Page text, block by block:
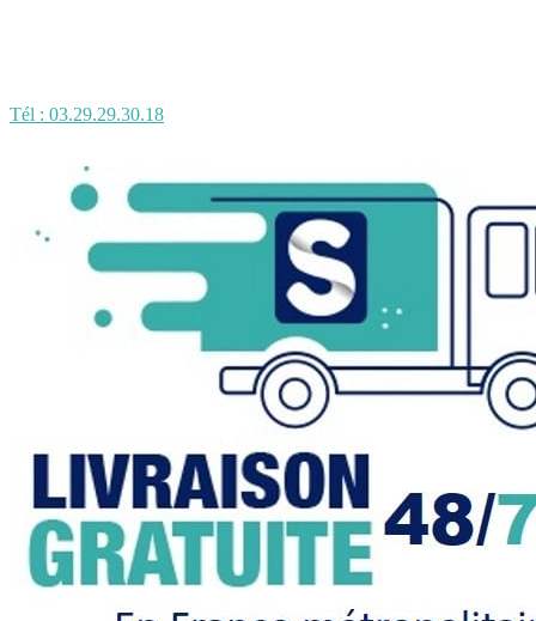
Tél : 03.29.29.30.18